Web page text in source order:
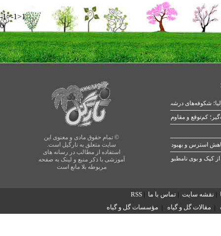
-1>-1>1
0
© تمام حقوق مادی و معنوی این
سایت متعلق به نارگیل است.
استفاده از مطالب در رسانه های
آموزشی با ذکر منبع و لینک به صفحه
مربوطه بلا مانع است
شکوفه‌های درشت در بهار
کپک و بوی نامطبوع
| نقشه سایت | تماس با ما |
RSS
| مقالات گل و گیاه | مؤسسات گل و گیاه